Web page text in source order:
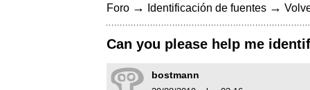
Foro → Identificación de fuentes →
Can you please help me
bostmann